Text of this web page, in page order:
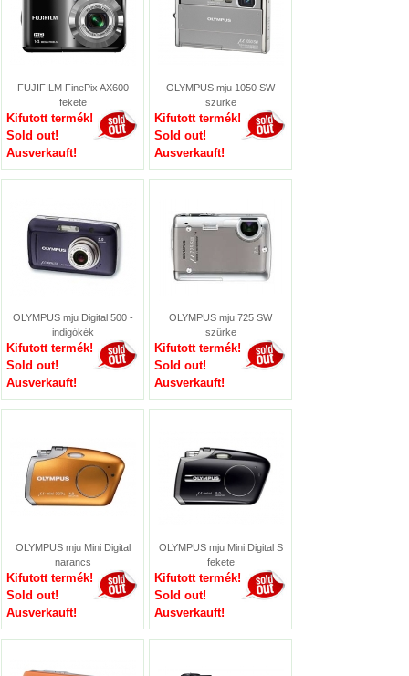
FUJIFILM FinePix AX600
fekete
Kifutott termék!
Sold out!
Ausverkauft!
OLYMPUS mju 1050 SW
szürke
Kifutott termék!
Sold out!
Ausverkauft!
OLYMPUS mju Digital 500 -
indigókék
Kifutott termék!
Sold out!
Ausverkauft!
OLYMPUS mju 725 SW
szürke
Kifutott termék!
Sold out!
Ausverkauft!
OLYMPUS mju Mini Digital
narancs
Kifutott termék!
Sold out!
Ausverkauft!
OLYMPUS mju Mini Digital S
fekete
Kifutott termék!
Sold out!
Ausverkauft!